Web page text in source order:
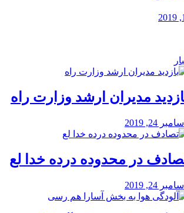
مدیران ارشد وزارت راه
24, 2019
در محدوده درده خدا لع
24, 2019